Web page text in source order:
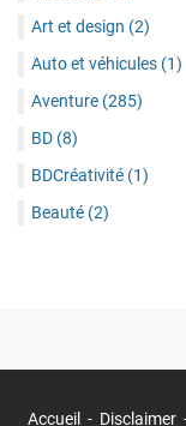
Art et design (2)
Auto et véhicules (1)
Aventure (285)
BD (8)
BDCréativité (1)
Beauté (2)
Accueil Disclaimer